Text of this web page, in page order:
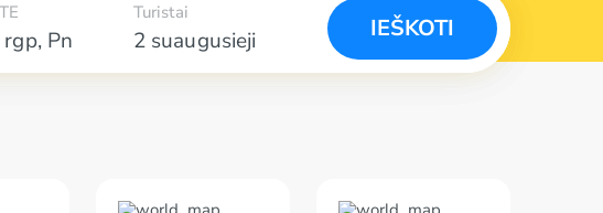
rgp, Pn 2 suaugusieji
Turistai
IEŠKOTI